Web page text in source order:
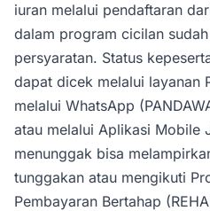
iuran melalui pendaftaran
dalam program cicilan
persyaratan. Status
dapat dicek melalui layanan
melalui WhatsApp
atau melalui Aplikasi Mobile
menunggak bisa
tunggakan atau mengikuti
Pembayaran Bertahap